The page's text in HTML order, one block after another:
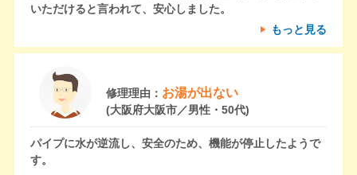
いただけると言われて、安心しました。
もっと見る
修理理由： お湯が出ない
(大阪府大阪市／男性・50代)
パイプに水が逆流し、安全のため、機能が停止したようで
す。